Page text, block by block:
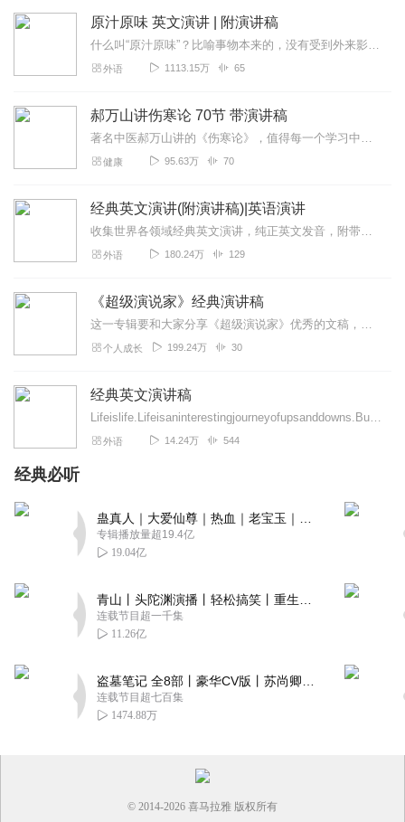
原汁原味 英文演讲 | 附演讲稿
什么叫“原汁原味”？比喻事物本来的，没有受到外来影响的风格。马云爸爸英文讲得很好，但他讲的英文不叫原汁原味。有人要问了，那专辑里为什么要收集王力宏和陈冠希的英文...
外语 1113.15万 65
郝万山讲伤寒论 70节 带演讲稿
著名中医郝万山讲的《伤寒论》，值得每一个学习中医的人学习。本专辑，包含郝万山讲的伤寒论的演讲稿。郝万山教授简介郝万山，男，1944年11月生，北京中医药大...
健康 95.63万 70
经典英文演讲(附演讲稿)|英语演讲
收集世界各领域经典英文演讲，纯正英文发音，附带演讲原文以及部分中文翻译，适合英文爱好者学习英文听力、发音、演讲技巧和演讲者所传达的人生哲学，让我们一起成长！定期...
外语 180.24万 129
《超级演说家》经典演讲稿
这一专辑要和大家分享《超级演说家》优秀的文稿，你们听，我来说，我会用我满腔的热情去演说这些值得让人学习的文稿，感谢大家的认真聆听
个人成长 199.24万 30
经典英文演讲稿
Lifeislife.Lifeisaninterestingjourneyofupsanddowns.Buthowthejourne...
外语 14.24万 544
经典必听
专辑播放量超19.4亿
19.04亿
连载节目超一千集
11.26亿
连载节目超七百集
1474.88万
© 2014-2026 喜马拉雅 版权所有